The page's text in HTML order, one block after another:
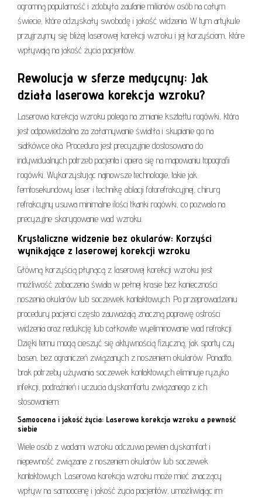
ogromną popularność i zdobyła zaufanie milionów osób na całym
świecie, które odzyskały swobodę i jakość widzenia. W tym artykule
przyjrzymy się bliżej laserowej korekcji wzroku i jej korzyściom, które
wpływają na jakość życia pacjentów.
Rewolucja w sferze medycyny: Jak
działa laserowa korekcja wzroku?
Laserowa korekcja wzroku polega na zmianie kształtu rogówki, która
jest odpowiedzialna za załamywanie światła i skupianie go na
siatkówce oka. Procedura jest precyzyjnie dostosowana do
indywidualnych potrzeb pacjenta i opiera się na mapowaniu topografii
rogówki. Wykorzystując najnowsze technologie, takie jak
femtosekundowy laser i technikę ablacji fotorefrakcyjnej, chirurg
refrakcyjny usuwa minimalne ilości tkanki rogówki, co pozwala na
precyzyjne skorygowanie wad wzroku.
Krystaliczne widzenie bez okularów: Korzyści
wynikające z laserowej korekcji wzroku
Główną korzyścią płynącą z laserowej korekcji wzroku jest
możliwość zobaczenia świata w pełnej krasie bez konieczności
noszenia okularów lub soczewek kontaktowych. Po przeprowadzeniu
procedury pacjenci często zauważają znaczną poprawę ostrości
widzenia oraz redukcję lub całkowite wyeliminowanie wad refrakcji.
Dzięki temu mogą cieszyć się aktywnością fizyczną, jak sporty czy
basen, bez ograniczeń związanych z noszeniem okularów. Ponadto,
brak potrzeby używania soczewek kontaktowych eliminuje ryzyko
infekcji, podrażnień i uczucia dyskomfortu związanego z ich
stosowaniem.
Samoocena i jakość życia: Laserowa korekcja wzroku a pewność
siebie
Wiele osób z wadami wzroku odczuwa pewien dyskomfort i
niepewność związane z noszeniem okularów lub soczewek
kontaktowych. Laserowa korekcja wzroku może mieć znaczący
wpływ na samoocenę i jakość życia pacjentów, umożliwiając im